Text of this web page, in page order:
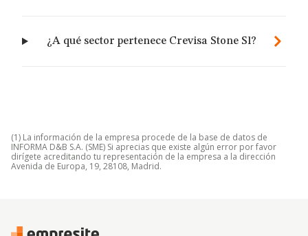
¿A qué sector pertenece Crevisa Stone Sl?
(1) La información de la empresa procede de la base de datos de
INFORMA D&B S.A. (SME) Si aprecias que existe algún error por favor
dirígete acreditando tu representación de la empresa a la dirección
Avenida de Europa, 19, 28108, Madrid.